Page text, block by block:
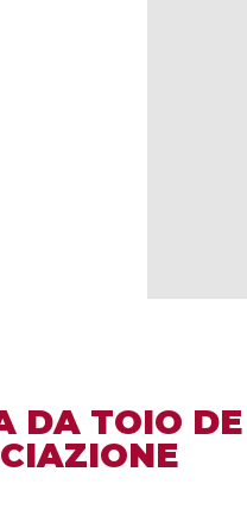
DA TOIO DE